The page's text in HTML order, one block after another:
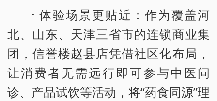
· 体验场景更贴近：作为覆盖河
北、山东、天津三省市的连锁商业集
团，信誉楼赵县店凭借社区化布局，
让消费者无需远行即可参与中医问
诊、产品试饮等活动，将“药食同源”理